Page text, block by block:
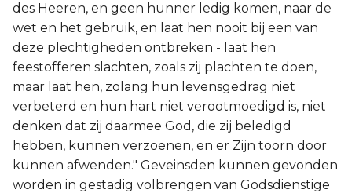
des Heeren, en geen hunner ledig komen, naar de
wet en het gebruik, en laat hen nooit bij een van
deze plechtigheden ontbreken - laat hen
feestofferen slachten, zoals zij plachten te doen,
maar laat hen, zolang hun levensgedrag niet
verbeterd en hun hart niet verootmoedigd is, niet
denken dat zij daarmee God, die zij beledigd
hebben, kunnen verzoenen, en er Zijn toorn door
kunnen afwenden." Geveinsden kunnen gevonden
worden in gestadig volbrengen van Godsdienstige